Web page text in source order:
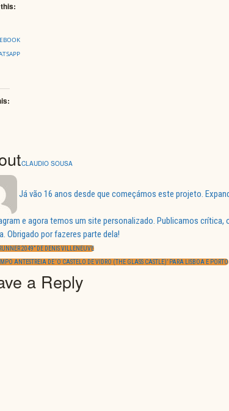
CLAUDIO SOUSA
Já vão 16 anos desde que começámos este projeto.
e agora temos um site personalizado. Publicamos
Obrigado por fazeres parte dela!
2049” DE DENIS VILLENEUVE
ANTESTREIA DE ‘O CASTELO DE VIDRO (THE GLASS CASTLE)’ PARA LISBOA E PORTO
a Reply